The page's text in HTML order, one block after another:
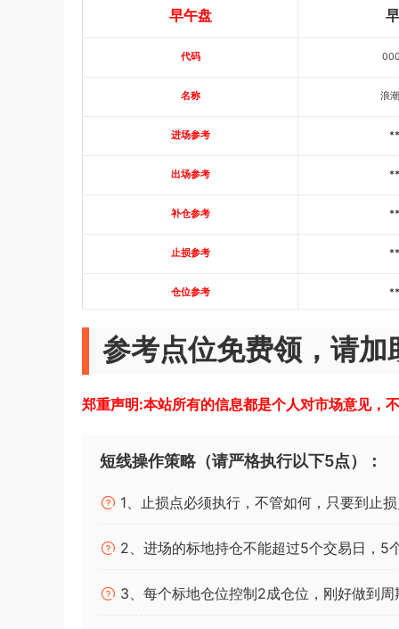
早午盘
代码
名称 浪
进场参考
出场参考
补仓参考
止损参考
仓位参考
参考点位免费领，请
郑重声明:本站所有的信息都是个人对市场意见，
短线操作策略（请严格执行以下5点）：
1、止损点必须执行，不管如何，只要到止
2、进场的标地持仓不能超过5个交易日，5
3、每个标地仓位控制2成仓位，刚好做到